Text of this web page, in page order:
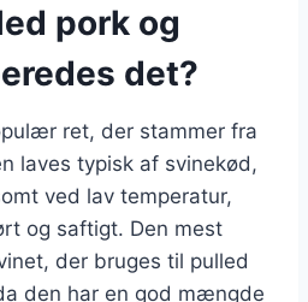
pork og
det?
ret, der stammer fra
laves typisk af svinekød,
ved lav temperatur,
og saftigt. Den mest
der bruges til pulled
den har en god mængde